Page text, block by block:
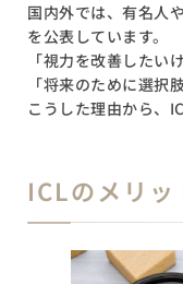
国内外では、有名人
を公表しています。
「視力を改善したい
「将来のために選択
こうした理由から、
ICLのメリッ